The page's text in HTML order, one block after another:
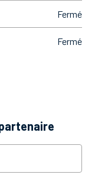
Fermé
Fermé